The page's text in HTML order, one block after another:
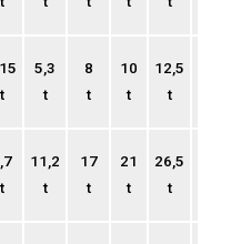
t
5,3
t
8
t
10
t
12,5
t
t
11,2
t
17
t
21
t
26,5
t